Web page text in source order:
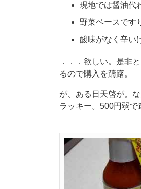
現地では醤油代
野菜ベースです
酸味がなく辛い
．．．欲しい。是非
るので購入を躊躇。
が、ある日天啓が。
ラッキー。500円弱で